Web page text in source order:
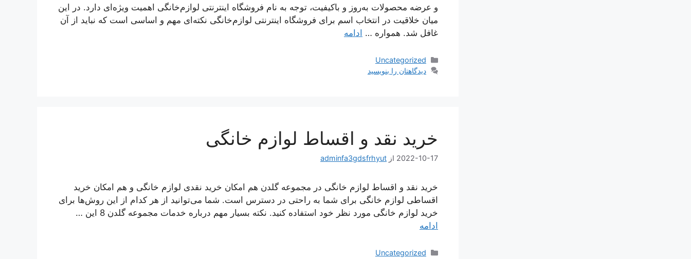
و عرضه محصولات به‌روز و باکیفیت، توجه به نام فروشگاه اینترنتی لوازم‌خانگی اهمیت ویژه‌ای دارد. در این
میان خلاقیت در انتخاب اسم برای فروشگاه اینترنتی لوازم‌خانگی نکته‌ای مهم و اساسی است که نباید از آن
غافل شد. همواره … ادامه
دسته‌ها
Uncategorized
دیدگاهتان را بنویسید
خرید نقد و اقساط لوازم خانگی
2022-10-17 از adminfa3gdsfrhyut
خرید نقد و اقساط لوازم خانگی در مجموعه گلدن هم امکان خرید نقدی لوازم خانگی و هم امکان خرید
اقساطی لوازم خانگی برای شما به راحتی در دسترس است. شما می‌توانید از هر کدام از این روش‌ها برای
خرید لوازم خانگی مورد نظر خود استفاده کنید. نکته بسیار مهم درباره خدمات مجموعه گلدن 8 این …
ادامه
دسته‌ها
Uncategorized